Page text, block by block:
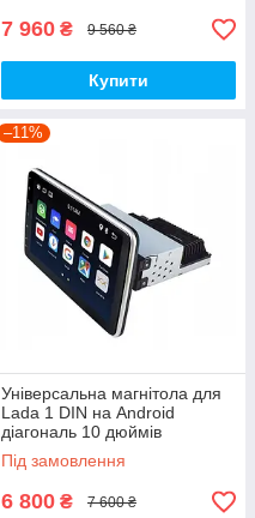
7 960 ₴ 9 560 ₴
Купити
–11%
Універсальна магнітола для
Lada 1 DIN на Android
діагональ 10 дюймів
Під замовлення
6 800 ₴ 7 600 ₴